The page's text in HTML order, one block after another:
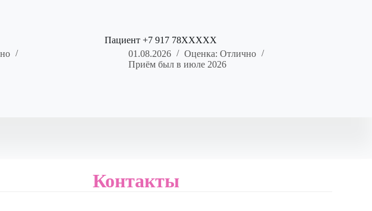
Пациент +7 917 78XXXXX
01.08.2026
Оценка: Отлично
Приём был в июле 2026
Контакты